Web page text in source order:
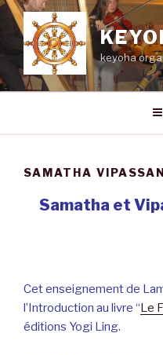
Aller
contenu
principal
keyoha
SAMATHA
Samatha et
Cet enseignement de
l’Introduction au livre “Le
éditions Yogi Ling.